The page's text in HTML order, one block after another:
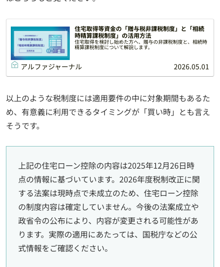
住宅取得等資金の「贈与税非課税制度」と「相続
時精算課税制度」の活用方法
住宅取得を検討し始めた方へ、贈与の非課税制度と、相続時
精算課税制度について解説します。
アルファジャーナル 2026.05.01
以上のような税制度には適用要件の中に対象期間もあるた
め、有意義に利用できるタイミングが「買い時」とも言え
そうです。
上記の住宅ローン控除の内容は2025年12月26日時
点の情報に基づいています。2026年度税制改正に関
する法案は現時点で未成立のため、住宅ローン控除
の制度内容は確定していません。今後の法案成立や
政省令の公布により、内容が変更される可能性があ
ります。実際の適用にあたっては、国税庁などの公
式情報をご確認ください。